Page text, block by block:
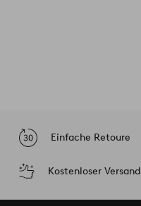
Einfache Retoure
Kostenloser Versand